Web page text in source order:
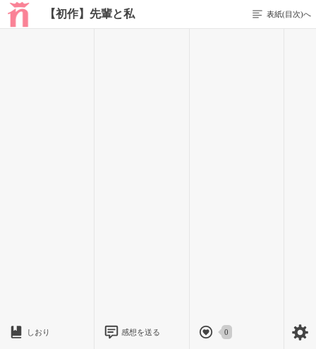
【初作】先輩と私 表紙(目次)へ
しおり 感想を送る 0
前のページを表示する